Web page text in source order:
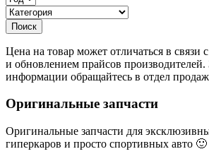
Цена на товар может отличаться в связи
и обновлением прайсов производителей.
информации обращайтесь в отдел
Оригинальные запчасти
Оригинальные запчасти для
гиперкаров и просто спортивных авто 🙂